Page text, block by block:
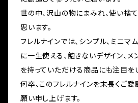
世の中、沢山の物にまみれ、使い捨
思います。
フレルナインでは、シンプル、ミニマ
に一生使える、飽きないデザイン、メ
を持っていただける商品にも注目を
何卒、このフレルナインを末長くご
願い申し上げます。